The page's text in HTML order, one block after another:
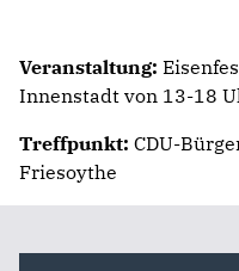
Veranstaltung:
Innenstadt von 13-18
Treffpunkt: CDU-
Friesoythe